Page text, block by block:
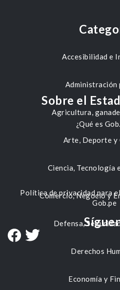
Accesibilidad e
Administración
Agricultura,
Arte, Deporte y
Ciencia, Tecnología
Comercio, Negocio y
Defensa,
Derechos
Economía y
Sobre el
¿Qué es
Política de privacidad para
Gob.pe